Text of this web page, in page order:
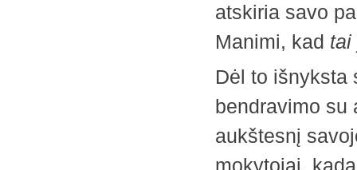
atskiria savo
Manimi, kad tai
Dėl to išnyksta
bendravimo su
aukštesnį
mokytojai,